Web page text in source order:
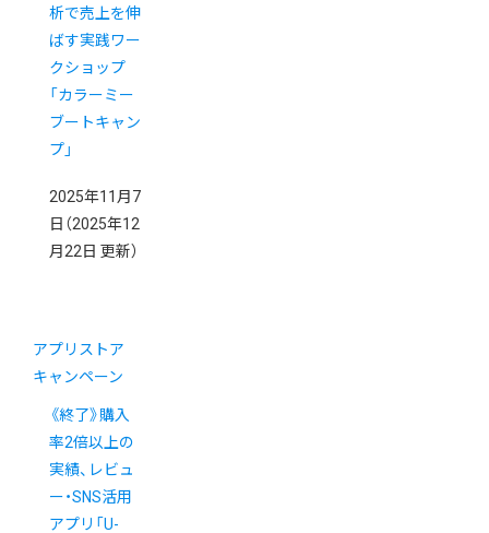
析で売上を伸
ばす実践ワー
クショップ
「カラーミー
ブートキャン
プ」
2025年11月7
日 （2025年12
月22日 更新）
アプリストア
キャンペーン
《終了》購入
率2倍以上の
実績、レビュ
ー・SNS活用
アプリ「U-